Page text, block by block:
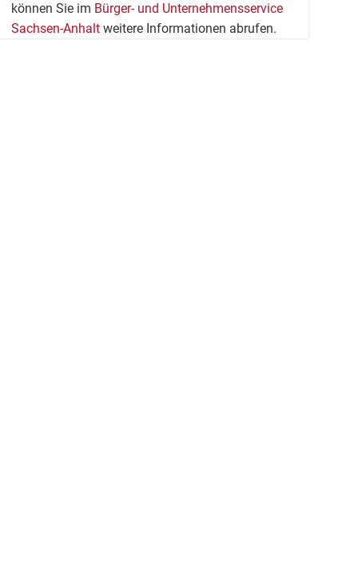
können Sie im Bürger- und Unternehmensservice
Sachsen-Anhalt weitere Informationen abrufen.